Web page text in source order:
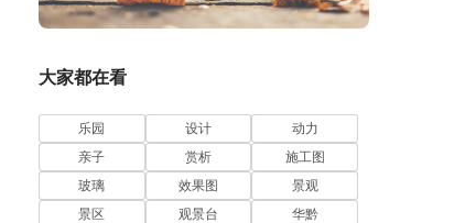
大家都在看
乐园 设计
动力
亲子
赏析
施工图
玻璃
效果图
景观
景区
观景台
华黔